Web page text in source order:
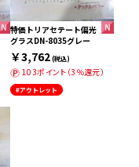
特価トリアセテート偏光
グラスDN-8035グレー
￥3,762(税込)
103ポイント（3％還元）
#アウトレット